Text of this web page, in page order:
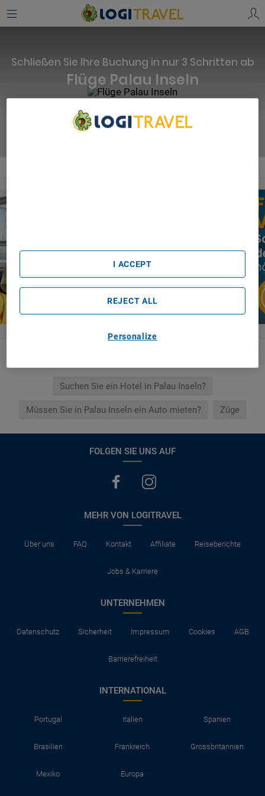
Schließen Sie Ihre Buchung in nur 3 Schritten ab
Flüge Palau Inseln
Flüge suchen
Suchen Sie ein Hotel in Palau Inseln?
Müssen Sie in Palau Inseln ein Auto mieten? Züge
FOLGEN SIE UNS AUF
MEHR VON LOGITRAVEL
Über uns FAQ Kontakt Affiliate Reiseberichte
Jobs & Karriere
UNTERNEHMEN
Datenschutz Sicherheit Impressum Cookies AGB
Barrierefreiheit
INTERNATIONAL
Portugal Italien Spanien
Brasilien Frankreich Grossbritannien
Mexiko Europa
Personalize
REJECT ALL
I ACCEPT